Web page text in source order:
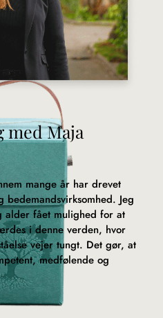
med Maja
mange år har drevet
Jeg
alder fået mulighed for at
i denne verden, hvor
vejer tungt. Det gør, at
medfølende og